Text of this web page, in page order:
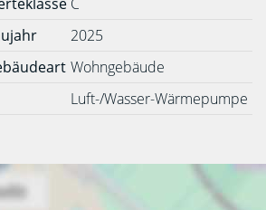
2025
Wohngebäude
Luft-/Wasser-Wärmepumpe